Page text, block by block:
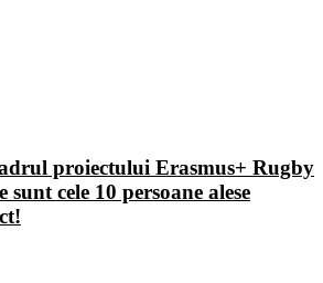
proiectului Erasmus+ Rugby
sunt cele 10 persoane alese